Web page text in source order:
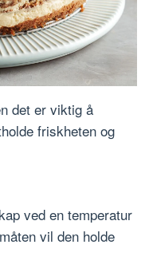
det er viktig å
friskheten og
ved en temperatur
vil den holde